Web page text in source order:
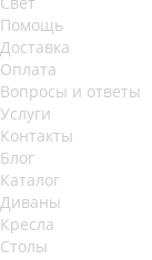
Помощь
Доставка
Оплата
Вопросы и ответы
Услуги
Контакты
Блог
Каталог
Диваны
Кресла
Столы